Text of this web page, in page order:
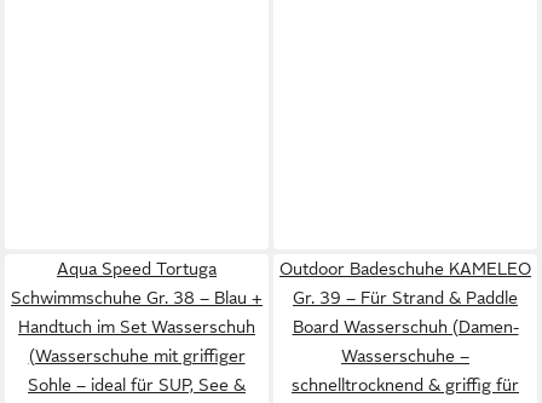
Aqua Speed Tortuga
Schwimmschuhe Gr. 38 – Blau +
Handtuch im Set Wasserschuh
(Wasserschuhe mit griffiger
Sohle – ideal für SUP, See &
Outdoor Badeschuhe KAMELEO
Gr. 39 – Für Strand & Paddle
Board Wasserschuh (Damen-
Wasserschuhe –
schnelltrocknend & griffig für